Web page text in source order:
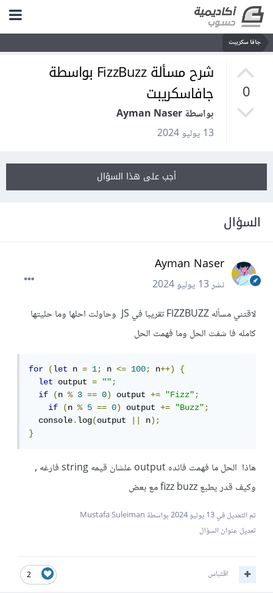
جافا سكريبت
0
شرح مسألة FizzBuzz بواسطة
جافاسكريبت
بواسطة Ayman Naser
13 يوليو 2024
أجب على هذا السؤال
السؤال
Ayman Naser
نشر13 يوليو 2024
لاقتني مسأله FIZZBUZZ تقريبا في JS وحاولت احلها وما حليتها
كامله فا شفت الحل وما فهمت الحل
for (let n = 1; n <= 100; n++)
{
let
output = "";
if
(n % 3 == 0) output += "Fizz";
if
(n % 5 == 0) output += "Buzz";
  console
.log(output n);
}
هاذا الحل ما فهمت فائده output علشان قيمه string فارغه ,
وكيف قدر يطبع fizz buzz مع بعض
تم التعديل في13 يوليو 2024
بواسطة Mustafa Suleiman
تعديل عنوان السؤال
2 اقتباس